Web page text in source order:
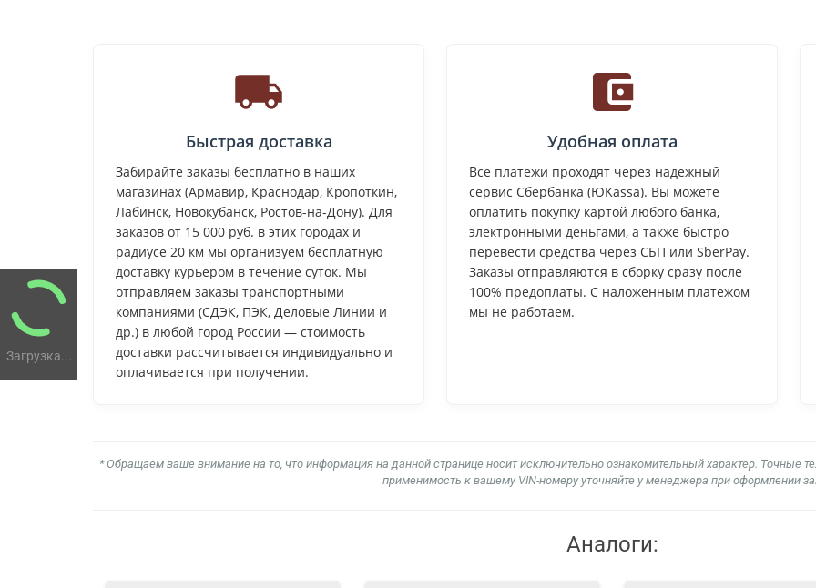
Загрузка...
Быстрая доставка
Забирайте заказы бесплатно в наших
магазинах (Армавир, Краснодар, Кропоткин,
Лабинск, Новокубанск, Ростов-на-Дону). Для
заказов от 15 000 руб. в этих городах и
радиусе 20 км мы организуем бесплатную
доставку курьером в течение суток. Мы
отправляем заказы транспортными
компаниями (СДЭК, ПЭК, Деловые Линии и
др.) в любой город России — стоимость
доставки рассчитывается индивидуально и
оплачивается при получении.
Удобная оплата
Все платежи проходят через надежный
сервис Сбербанка (ЮKassa). Вы можете
оплатить покупку картой любого банка,
электронными деньгами, а также быстро
перевести средства через СБП или SberPay.
Заказы отправляются в сборку сразу после
100% предоплаты. С наложенным платежом
мы не работаем.
* Обращаем ваше внимание на то, что информация на данной странице носит исключительно ознакомительный характер. Точные
применимость к вашему VIN-номеру уточняйте у менеджера при оформлении
Аналоги: